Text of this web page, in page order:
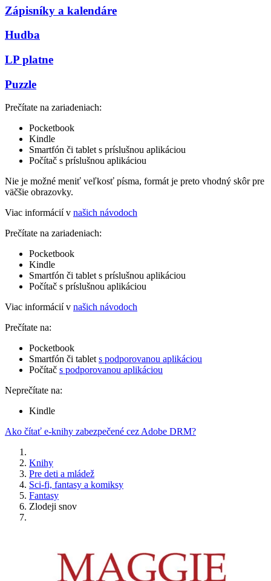
Zápisníky a kalendáre
Hudba
LP platne
Puzzle
Prečítate na zariadeniach:
Pocketbook
Kindle
Smartfón či tablet s príslušnou aplikáciou
Počítač s príslušnou aplikáciou
Nie je možné meniť veľkosť písma, formát je preto vhodný skôr pre
väčšie obrazovky.
Viac informácií v našich návodoch
Prečítate na zariadeniach:
Pocketbook
Kindle
Smartfón či tablet s príslušnou aplikáciou
Počítač s príslušnou aplikáciou
Viac informácií v našich návodoch
Prečítate na:
Pocketbook
Smartfón či tablet s podporovanou aplikáciou
Počítač s podporovanou aplikáciou
Neprečítate na:
Kindle
Ako čítať e-knihy zabezpečené cez Adobe DRM?
Knihy
Pre deti a mládež
Sci-fi, fantasy a komiksy
Fantasy
Zlodeji snov